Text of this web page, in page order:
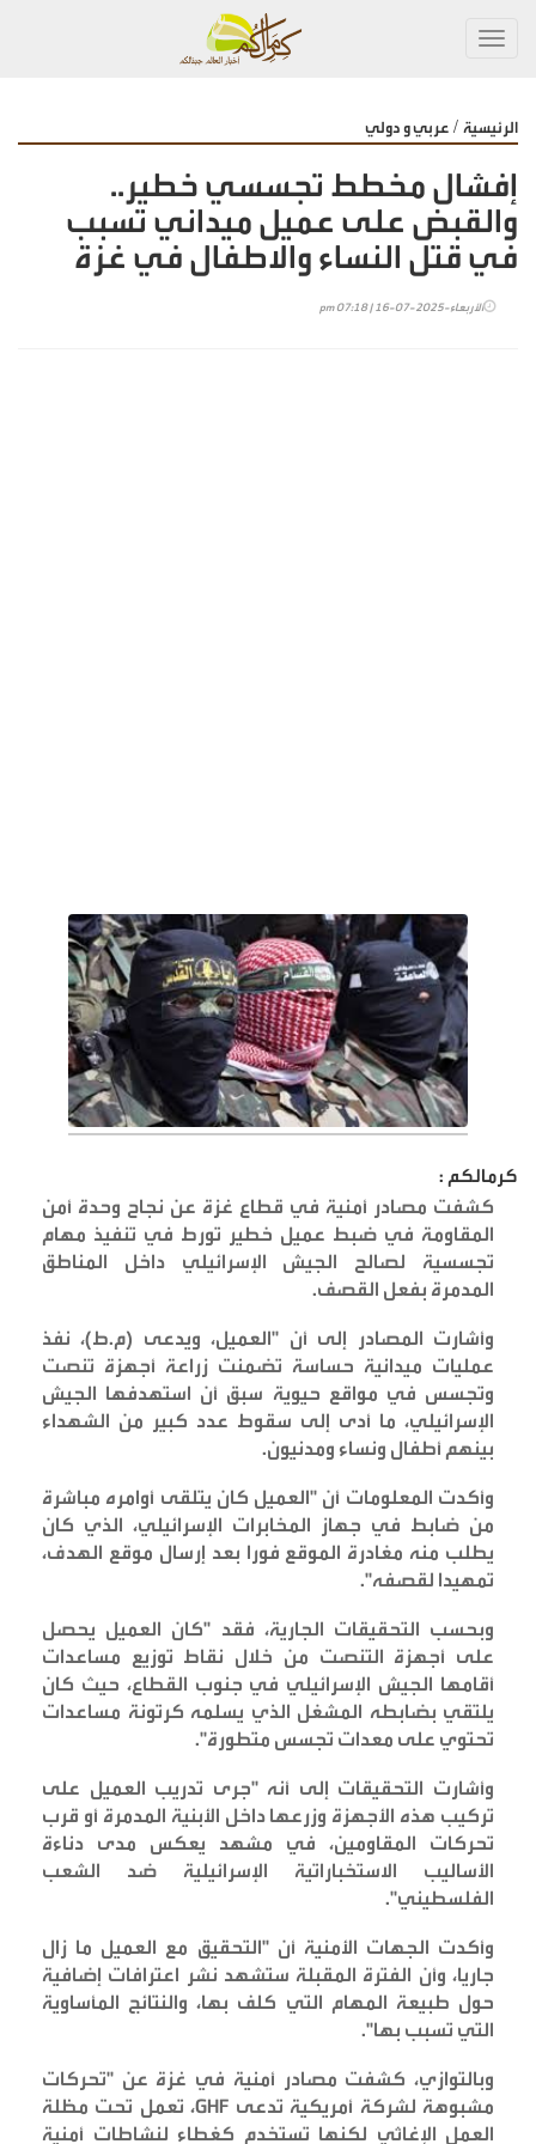
الرئيسية / عربي و دولي
إفشال مخطط تجسسي خطير..
والقبض على عميل ميداني تسبب
في قتل النساء والاطفال في غزة
الأربعاء-2025-07-16 | 07:18 pm
كرمالكم :
كشفت مصادر أمنية في قطاع غزة عن نجاح وحدة أمن
المقاومة في ضبط عميل خطير تورط في تنفيذ مهام
تجسسية لصالح الجيش الإسرائيلي داخل المناطق
المدمرة بفعل القصف.
وأشارت المصادر إلى أن "العميل، ويدعى (م.ط)، نفذ
عمليات ميدانية حساسة تضمنت زراعة أجهزة تنصت
وتجسس في مواقع حيوية سبق أن استهدفها الجيش
الإسرائيلي، ما أدى إلى سقوط عدد كبير من الشهداء
بينهم أطفال ونساء ومدنيون.
وأكدت المعلومات أن "العميل كان يتلقى أوامره مباشرة
من ضابط في جهاز المخابرات الإسرائيلي، الذي كان
يطلب منه مغادرة الموقع فورا بعد إرسال موقع الهدف،
تمهيدا لقصفه".
وبحسب التحقيقات الجارية، فقد "كان العميل يحصل
على أجهزة التنصت من خلال نقاط توزيع مساعدات
أقامها الجيش الإسرائيلي في جنوب القطاع، حيث كان
يلتقي بضابطه المشغل الذي يسلمه كرتونة مساعدات
تحتوي على معدات تجسس متطورة".
وأشارت التحقيقات إلى أنه "جرى تدريب العميل على
تركيب هذه الأجهزة وزرعها داخل الأبنية المدمرة أو قرب
تحركات المقاومين، في مشهد يعكس مدى دناءة
الأساليب الاستخباراتية الإسرائيلية ضد الشعب
الفلسطيني".
وأكدت الجهات الأمنية أن "التحقيق مع العميل ما زال
جاريا، وأن الفترة المقبلة ستشهد نشر اعترافات إضافية
حول طبيعة المهام التي كلف بها، والنتائج المأساوية
التي تسبب بها".
وبالتوازي، كشفت مصادر أمنية في غزة عن "تحركات
مشبوهة لشركة أمريكية تدعى
، تعمل تحت مظلة
العمل الإغاثي لكنها تستخدم كغطاء لنشاطات أمنية